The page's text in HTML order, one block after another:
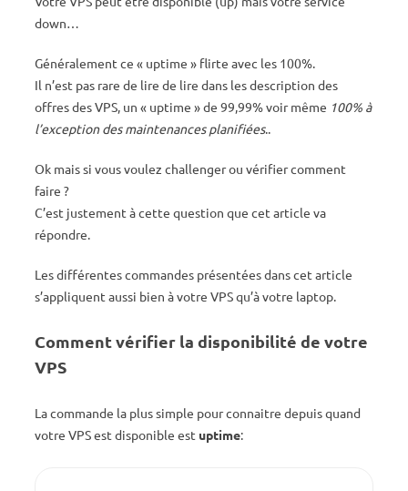
down…
Généralement ce « uptime » flirte avec les 100%.
Il n’est pas rare de lire de lire dans les description des
offres des VPS, un « uptime » de 99,99% voir même 100% à
l’exception des maintenances planifiées..
Ok mais si vous voulez challenger ou vérifier comment
faire ?
C’est justement à cette question que cet article va
répondre.
Les différentes commandes présentées dans cet article
s’appliquent aussi bien à votre VPS qu’à votre laptop.
Comment vérifier la disponibilité de votre
VPS
La commande la plus simple pour connaitre depuis quand
votre VPS est disponible est uptime: